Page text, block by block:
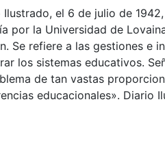
el 6 de julio de
por la Universidad de
Se refiere a las gestiones e
los sistemas educativos.
de tan vastas
educacionales». Diario